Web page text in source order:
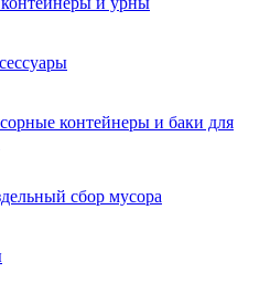
контейнеры и баки для
сбор мусора